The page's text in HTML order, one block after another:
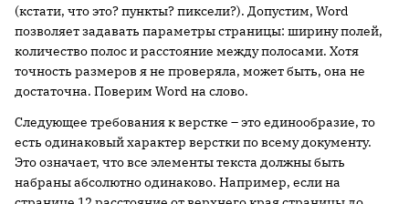
(кстати, что это? пункты? пиксели?). Допустим, Word
позволяет задавать параметры страницы: ширину полей,
количество полос и расстояние между полосами. Хотя
точность размеров я не проверяла, может быть, она не
достаточна. Поверим Word на слово.
Следующее требования к верстке – это единообразие, то
есть одинаковый характер верстки по всему документу.
Это означает, что все элементы текста должны быть
набраны абсолютно одинаково. Например, если на